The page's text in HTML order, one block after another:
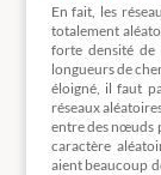
En fait, les
totalement
forte densité
longueurs de
éloigné, il faut
réseaux
entre des nœuds
caractère
aient beaucoup